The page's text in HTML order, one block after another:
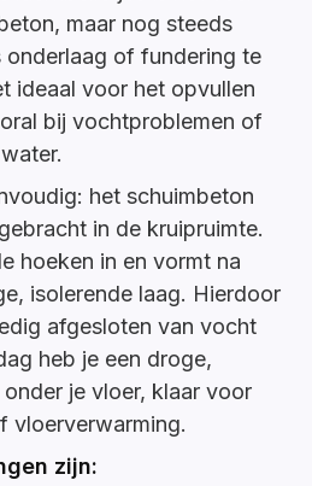
maar nog steeds
onderlaag of fundering te
ideaal voor het opvullen
bij vochtproblemen of
het schuimbeton
in de kruipruimte.
hoeken in en vormt na
isolerende laag. Hierdoor
afgesloten van vocht
heb je een droge,
je vloer, klaar voor
vloerverwarming.
zijn: